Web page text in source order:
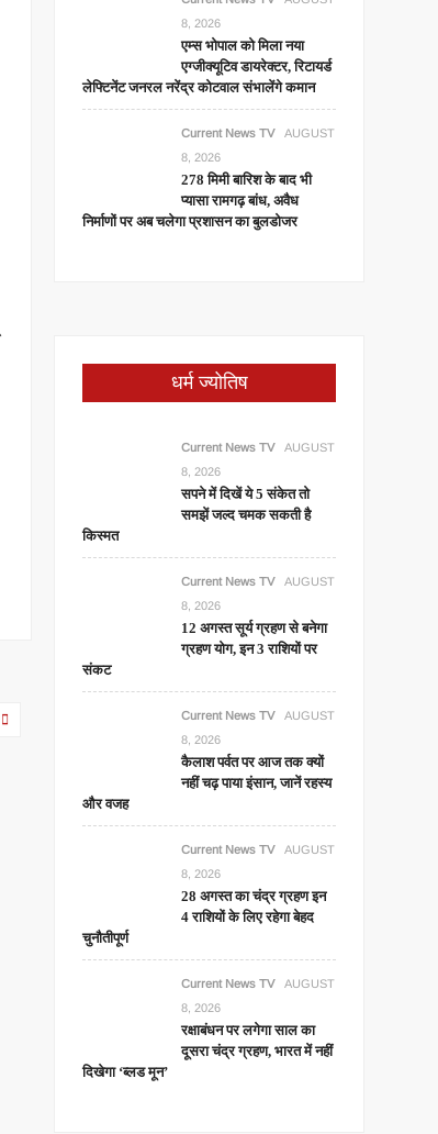
8, 2026
एम्स भोपाल को मिला नया
एग्जीक्यूटिव डायरेक्टर, रिटायर्ड
लेफ्टिनेंट जनरल नरेंद्र कोटवाल संभालेंगे कमान
Current News TV
AUGUST
8, 2026
278 मिमी बारिश के बाद भी
प्यासा रामगढ़ बांध, अवैध
निर्माणों पर अब चलेगा प्रशासन का बुलडोजर
धर्म ज्योतिष
Current News TV
AUGUST
8, 2026
सपने में दिखें ये 5 संकेत तो
समझें जल्द चमक सकती है
किस्मत
Current News TV
AUGUST
8, 2026
12 अगस्त सूर्य ग्रहण से बनेगा
ग्रहण योग, इन 3 राशियों पर
संकट
Current News TV
AUGUST
8, 2026
कैलाश पर्वत पर आज तक क्यों
नहीं चढ़ पाया इंसान, जानें रहस्य
और वजह
Current News TV
AUGUST
8, 2026
28 अगस्त का चंद्र ग्रहण इन
4 राशियों के लिए रहेगा बेहद
चुनौतीपूर्ण
Current News TV
AUGUST
8, 2026
रक्षाबंधन पर लगेगा साल का
दूसरा चंद्र ग्रहण, भारत में नहीं
दिखेगा ‘ब्लड मून’